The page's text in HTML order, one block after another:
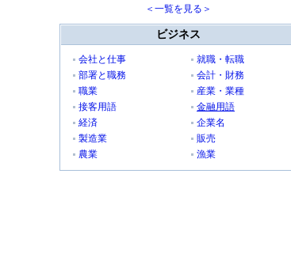
＜一覧を見る＞
ビジネス
会社と仕事
就職・転職
部署と職務
会計・財務
職業
産業・業種
接客用語
金融用語
経済
企業名
製造業
販売
農業
漁業